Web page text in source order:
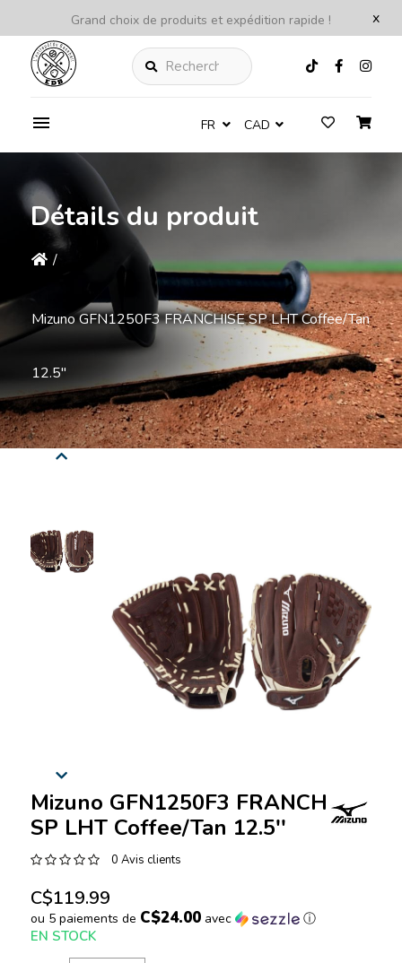
x
Grand choix de produits et expédition rapide !
Rechercher
FR CAD
Détails du produit
/
Mizuno GFN1250F3 FRANCHISE SP LHT Coffee/Tan
12.5''
Mizuno GFN1250F3 FRANCHISE
SP LHT Coffee/Tan 12.5''
0 Avis clients
C$119.99
ou 5 paiements de C$24.00avec ⓘ
EN STOCK